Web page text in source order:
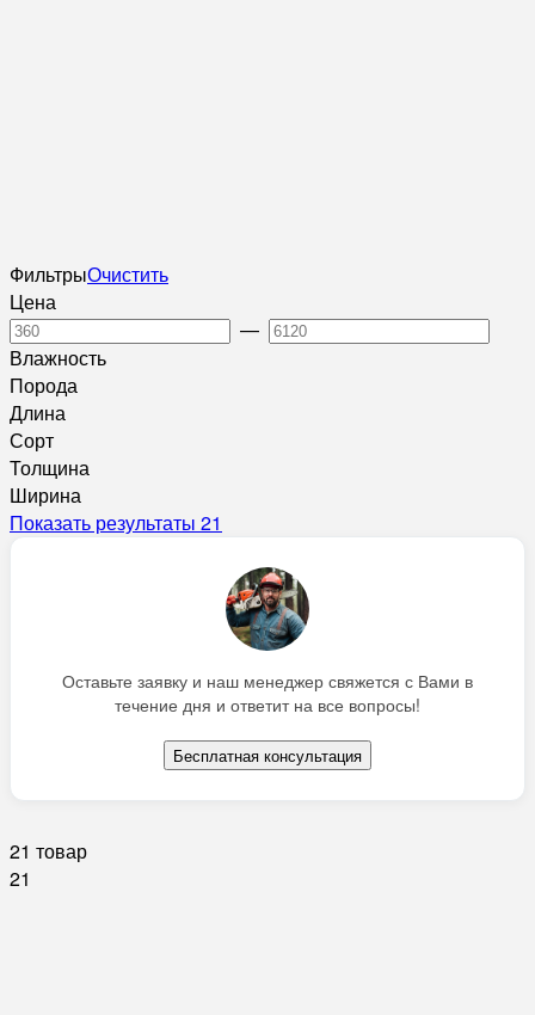
ФильтрыОчистить
Цена
—
Влажность
Порода
Длина
Сорт
Толщина
Ширина
Показать результаты 21
Оставьте заявку и наш менеджер свяжется с Вами в
течение дня и ответит на все вопросы!
Бесплатная консультация
21 товар
21